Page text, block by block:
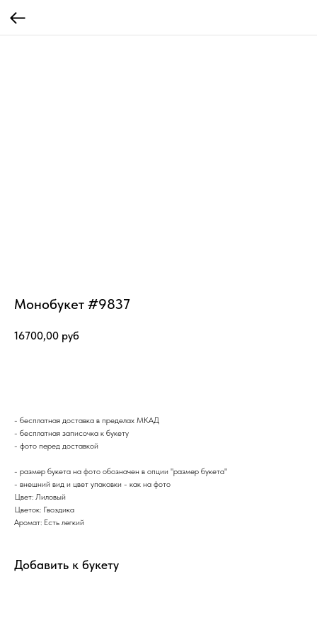
Монобукет #9837
16700,00 руб
- бесплатная доставка в пределах МКАД
- бесплатная записочка к букету
- фото перед доставкой
- размер букета на фото обозначен в опции "размер букета"
- внешний вид и цвет упаковки - как на фото
Цвет: Лиловый
Цветок: Гвоздика
Аромат: Есть легкий
Добавить к букету